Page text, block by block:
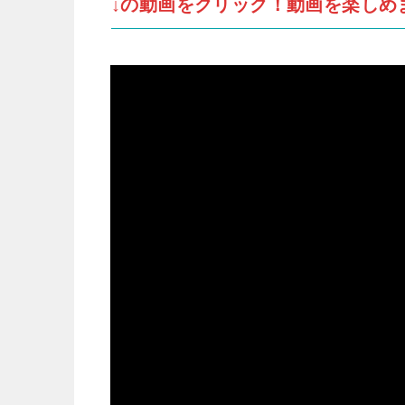
↓の動画をクリック！動画を楽しめ